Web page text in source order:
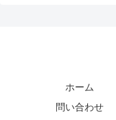
ホーム
問い合わせ